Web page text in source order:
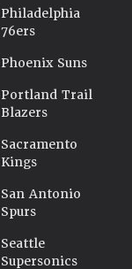
Philadelphia
76ers
Phoenix Suns
Portland Trail
Blazers
Sacramento
Kings
San Antonio
Spurs
Seattle
Supersonics